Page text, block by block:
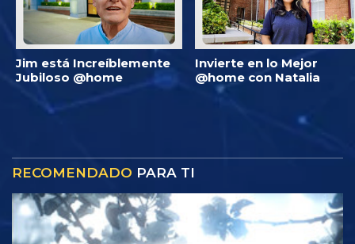
Jim está Increíblemente
Jubiloso @home
Invierte en lo Mejor
@home con Natalia
RECOMENDADO PARA TI